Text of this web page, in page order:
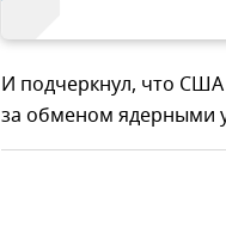
И подчеркнул, что США
за обменом ядерными